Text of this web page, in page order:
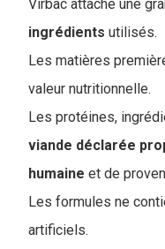
Virbac attache une
ingrédients utilisés.
Les matières
valeur nutritionnelle.
Les protéines,
viande déclarée
humaine et de
Les formules ne
artificiels.